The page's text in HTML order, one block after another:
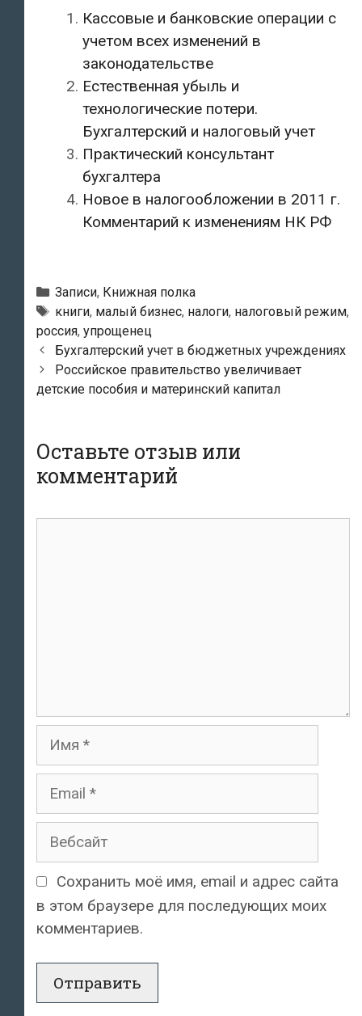
Кассовые и банковские операции с
учетом всех изменений в
законодательстве
Естественная убыль и
технологические потери.
Бухгалтерский и налоговый учет
Практический консультант
бухгалтера
Новое в налогообложении в 2011 г.
Комментарий к изменениям НК РФ
Рубрики
Записи, Книжная полка
Метки
книги, малый бизнес, налоги, налоговый режим,
россия, упрощенец
Навигация
по
записям
Бухгалтерский учет в бюджетных учреждениях
Российское правительство увеличивает
детские пособия и материнский капитал
Оставьте отзыв или
комментарий
Имя
Email
Вебсайт
Сохранить моё имя, email и адрес сайта
в этом браузере для последующих моих
комментариев.